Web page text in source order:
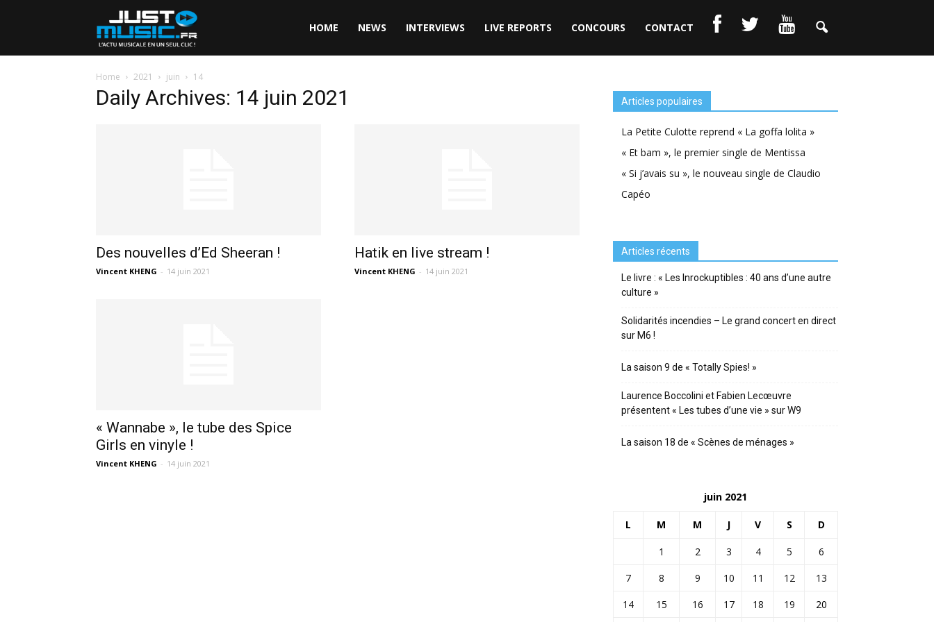
HOME NEWS INTERVIEWS LIVE REPORTS CONCOURS CONTACT
Home 2021 juin 14
Daily Archives: 14 juin 2021
Des nouvelles d’Ed Sheeran !
Vincent KHENG - 14 juin 2021
Hatik en live stream !
Vincent KHENG - 14 juin 2021
« Wannabe », le tube des Spice
Girls en vinyle !
Vincent KHENG - 14 juin 2021
Articles populaires
La Petite Culotte reprend « La goffa lolita »
« Et bam », le premier single de Mentissa
« Si j’avais su », le nouveau single de Claudio
Capéo
Articles récents
Le livre : « Les Inrockuptibles : 40 ans d’une autre
culture »
Solidarités incendies – Le grand concert en direct
sur M6 !
La saison 9 de « Totally Spies! »
Laurence Boccolini et Fabien Lecœuvre
présentent « Les tubes d’une vie » sur W9
La saison 18 de « Scènes de ménages »
juin 2021
L M M J V S D
1 2 3 4 5
6
7
8 9 10 11 12
13
14
15 16 17 18 19 20